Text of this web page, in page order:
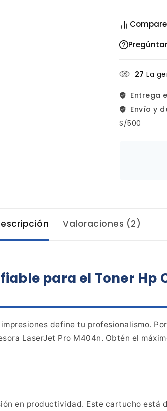
Compare
27 La
Entrega
Envío y
S/500
Valoraciones (2)
para el Toner Hp
define tu profesionalismo.
LaserJet Pro M404n. Obtén el
en productividad. Este cartucho